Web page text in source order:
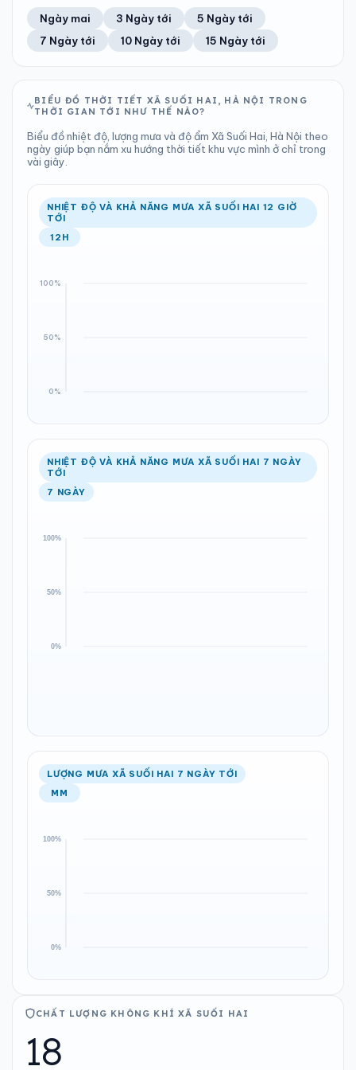
25°C 80%
Khả năng mưa
10.25 mm
Tổng cả ngày
1000 hPa
Bình thường
11
Chỉ số UV
Tốt
Ước lượng
26°C
Ổn định
100%
Khả năng mưa
Trung bình ngày Tốc độ gió
TIA UV TẦM NHÌN
LƯỢNG MƯA
6.9 mm
Tổng cả ngày
ÁP SUẤT
1001 hPa
Bình thường
Ổn định Khả năng mưa
Ngày mai 3 Ngày tới
5 Ngày tới
7 Ngày tới
10 Ngày tới 15 Ngày tới
BIỂU ĐỒ THỜI TIẾT XÃ SUỐI HAI, HÀ NỘI TRONG
THỜI GIAN TỚI NHƯ THẾ NÀO?
Biểu đồ nhiệt độ, lượng mưa và độ ẩm Xã Suối Hai, Hà Nội theo
ngày giúp bạn nắm xu hướng thời tiết khu vực mình ở chỉ trong
vài giây.
NHIỆT ĐỘ VÀ KHẢ NĂNG MƯA XÃ SUỐI HAI 12 GIỜ
TỚI
12H
NHIỆT ĐỘ VÀ KHẢ NĂNG MƯA XÃ SUỐI HAI 7 NGÀY
TỚI
7 NGÀY
LƯỢNG MƯA XÃ SUỐI HAI 7 NGÀY TỚI
MM
CHẤT LƯỢNG KHÔNG KHÍ XÃ SUỐI HAI
18